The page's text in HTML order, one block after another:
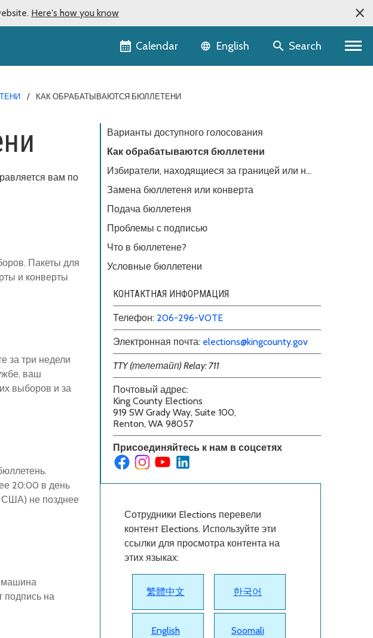
Here's how you know
Calendar Language selector
English Search
КАК ОБРАБАТЫВАЮТСЯ БЮЛЛЕТЕНИ
вам по
Пакеты для
и конверты
за три недели
ваш
выборов и за
20:00 в день
США) не позднее
машина
подпись на
Варианты доступного голосования
Как обрабатываются бюллетени
Избиратели, находящиеся за границей или на
службе
Замена бюллетеня или конверта
Подача бюллетеня
Проблемы с подписью
Что в бюллетене?
Условные бюллетени
КОНТАКТНАЯ ИНФОРМАЦИЯ
Телефон: 206-296-VOTE
Электронная почта: elections@kingcounty.gov
TTY (телетайп) Relay: 711
Почтовый адрес:
King County Elections
919 SW Grady Way, Suite 100,
Renton, WA 98057
Присоединяйтесь к нам в соцсетях
Сотрудники Elections перевели
контент Elections. Используйте эти
ссылки для просмотра контента на
этих языках:
繁體中文 한국어
English Soomali